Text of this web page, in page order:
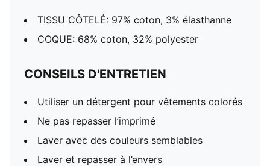
TISSU CÔTELÉ: 97% coton, 3% élasthanne
COQUE: 68% coton, 32% polyester
CONSEILS D'ENTRETIEN
Utiliser un détergent pour vêtements colorés
Ne pas repasser l’imprimé
Laver avec des couleurs semblables
Laver et repasser à l’envers